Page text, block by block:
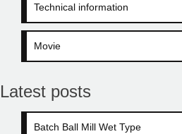
Technical information
Movie
Latest posts
Batch Ball Mill Wet Type